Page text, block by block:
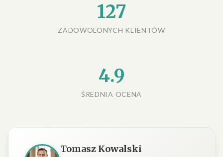
127
ZADOWOLONYCH KLIENTÓW
4.9
ŚREDNIA OCENA
Tomasz Kowalski